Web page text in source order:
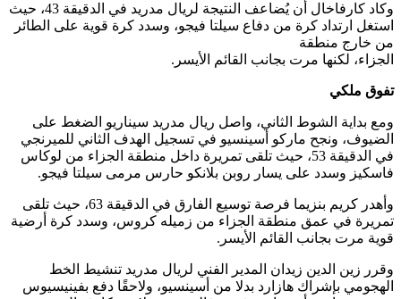
وكاد كارفاخال أن يُضاعف النتيجة لريال مدريد في الدقيقة 43، حيث
استغل ارتداد كرة من دفاع سيلتا فيجو، وسدد كرة قوية على الطائر
من خارج منطقة
الجزاء، لكنها مرت بجانب القائم الأيسر.
تفوق ملكي
ومع بداية الشوط الثاني، واصل ريال مدريد سيناريو الضغط على
الضيوف، ونجح ماركو أسينسيو في تسجيل الهدف الثاني للميرنجي
في الدقيقة 53، حيث تلقى تمريرة داخل منطقة الجزاء من لوكاس
فاسكيز وسدد على يسار روبن بلانكو حارس مرمى سيلتا فيجو.
وأهدر كريم بنزيما فرصة توسيع الفارق في الدقيقة 63، حيث تلقى
تمريرة في عمق منطقة الجزاء من زميله كروس، وسدد كرة أرضية
قوية مرت بجانب القائم الأيسر.
وقرر زين الدين زيدان المدير الفني لريال مدريد تنشيط الخط
الهجومي بإشراك هازارد بدلا من أسينسيو، ولاحقًا دفع بفينيسيوس